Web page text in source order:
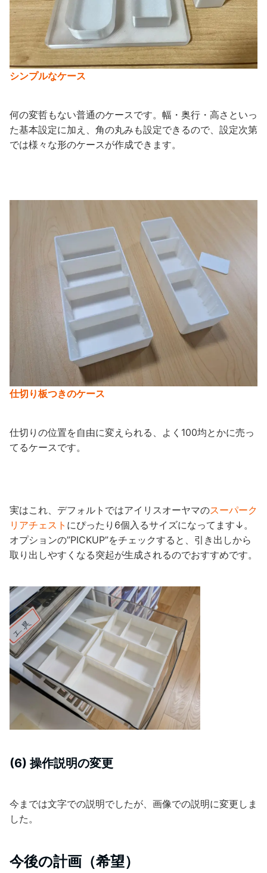
シンプルなケース
何の変哲もない普通のケースです。幅・奥行・高さといっ
た基本設定に加え、角の丸みも設定できるので、設定次第
では様々な形のケースが作成できます。
仕切り板つきのケース
仕切りの位置を自由に変えられる、よく100均とかに売っ
てるケースです。
実はこれ、デフォルトではアイリスオーヤマのスーパーク
リアチェスト にぴったり6個入るサイズになってます↓。
オプションの”PICKUP”をチェックすると、引き出しから
取り出しやすくなる突起が生成されるのでおすすめです。
(6) 操作説明の変更
今までは文字での説明でしたが、画像での説明に変更しま
した。
今後の計画（希望）